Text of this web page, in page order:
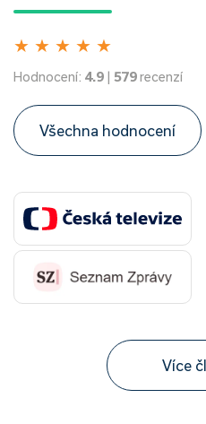
★ ★ ★ ★ ★
Hodnocení: 4.9 | 579recenzí
Všechna hodnocení
Více